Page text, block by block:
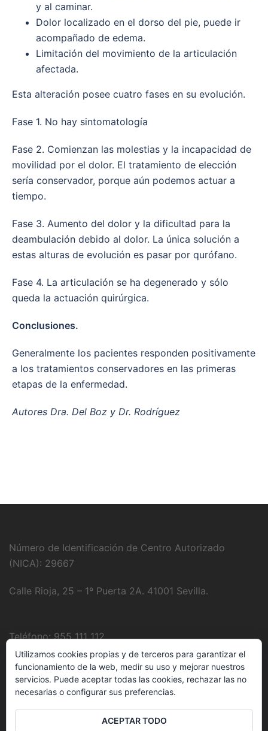
y al caminar.
Dolor localizado en el dorso del pie, puede ir
acompañado de edema.
Limitación del movimiento de la articulación
afectada.
Esta alteración posee cuatro fases en su evolución.
Fase 1. No hay sintomatología
Fase 2. Comienzan las molestias y la incapacidad de
movilidad por el dolor. El tratamiento de elección
sería conservador, porque aún podemos actuar a
tiempo.
Fase 3. Aumento del dolor y la dificultad para la
deambulación debido al dolor. La única solución a
estas alturas de evolución es pasar por qurófano.
Fase 4. La articulación se ha degenerado y sólo
queda la actuación quirúrgica.
Conclusiones.
Generalmente los pacientes responden positivamente
a los tratamientos conservadores en las primeras
etapas de la enfermedad.
Autores Dra. Del Boz y Dr. Rodríguez
Número de Identificación de Centro Autorizado
(NICA): 29667
Calle Rioja, 25 – 1º Puerta 2A. 41001 Sevilla.
Teléfono: 955 111 112
Fotografía:Juanjo Domínguez
E-Mail:clinica@delbozyrodriguez.es
Utilizamos cookies propias y de terceros para garantizar el
funcionamiento de la web, medir su uso y mejorar nuestros
servicios. Puede aceptar todas las cookies, rechazar las no
necesarias o configurar sus preferencias.
ACEPTAR TODO